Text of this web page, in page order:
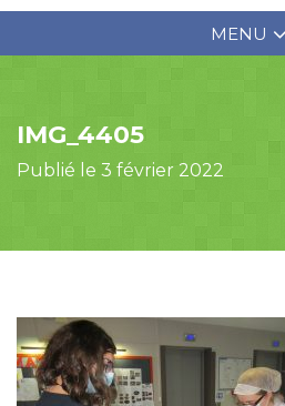
MENU
IMG_4405
Publié le 3 février 2022